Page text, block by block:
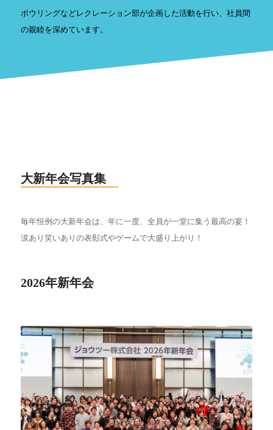
ボウリングなどレクレーション部が企画した活動を行い、社員間
の親睦を深めています。
大新年会写真集
毎年恒例の大新年会は、年に一度、全員が一堂に集う最高の宴！
涙あり笑いありの表彰式やゲームで大盛り上がり！
2026年新年会